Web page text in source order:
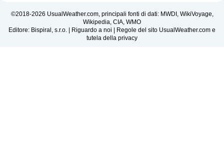
©2018-2026 UsualWeather.com, principali fonti di dati: MWDI, WikiVoyage,
Wikipedia, CIA, WMO
Editore: Bispiral, s.r.o. | Riguardo a noi | Regole del sito UsualWeather.com e
tutela della privacy